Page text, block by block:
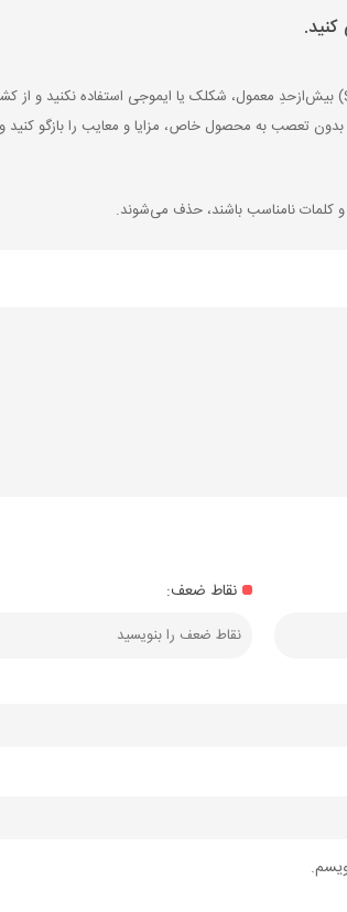
تعصب به محصول خاص، مزایا و معایب را بازگو کنید
و کلمات نامناسب باشند، حذف می‌شوند.
نقاط ضعف: